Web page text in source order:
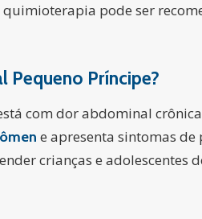
pode ser
Pequeno Príncipe?
com dor abdominal
e apresenta sintomas
crianças e adolescentes